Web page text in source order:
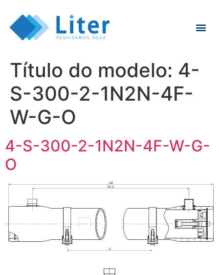
Título do modelo: 4-
S-300-2-1N2N-4F-
W-G-O
4-S-300-2-1N2N-4F-W-G-
O